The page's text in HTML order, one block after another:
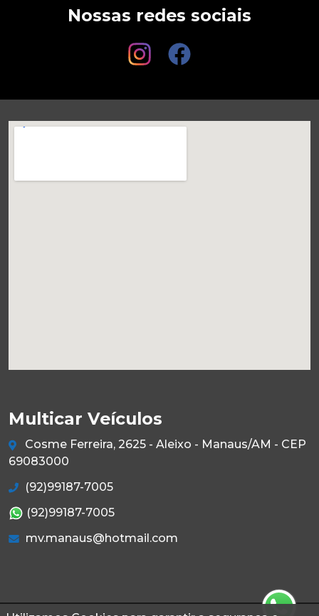
Nossas redes sociais
Multicar Veículos
Cosme Ferreira, 2625 - Aleixo - Manaus/AM - CEP
69083000
(92)99187-7005
(92)99187-7005
mv.manaus@hotmail.com